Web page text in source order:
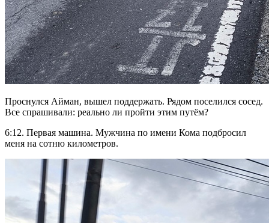
Проснулся Айман, вышел поддержать. Рядом поселился сосед.
Все спрашивали: реально ли пройти этим путём?
6:12. Первая машина. Мужчина по имени Кома подбросил
меня на сотню километров.